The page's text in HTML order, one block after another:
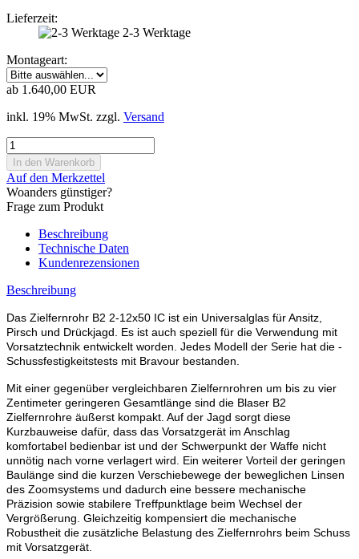
Lieferzeit:
2-3 Werktage
Montageart:
ab 1.640,00 EUR
inkl. 19% MwSt. zzgl. Versand
Auf den Merkzettel
Woanders günstiger?
Frage zum Produkt
Beschreibung
Technische Daten
Kundenrezensionen
Beschreibung
Das Zielfernrohr B2 2-12x50 IC ist ein Universalglas für Ansitz,
Pirsch und Drückjagd. Es ist auch speziell für die Verwendung mit
Vorsatztechnik entwickelt worden. Jedes Modell der Serie hat die ­
Schuss­festigkeitstests mit Bravour bestanden.
Mit einer gegenüber vergleichbaren Zielfernrohren um bis zu vier
Zentimeter geringeren Gesamtlänge sind die Blaser B2
Zielfernrohre äußerst kompakt. Auf der Jagd sorgt diese
Kurzbauweise dafür, dass das Vorsatzgerät im ­Anschlag
komfortabel bedienbar ist und der Schwerpunkt der Waffe nicht
unnötig nach vorne verlagert wird. Ein weiterer Vorteil der geringen
Bau­länge sind die kurzen Verschiebewege der beweglichen Linsen
des Zoom­systems und dadurch eine bessere mechanische
Präzision sowie stabilere ­Treffpunktlage beim Wechsel der
Vergrößerung. Gleichzeitig kompensiert die mechanische
Robustheit die zusätzliche Belastung des Zielfernrohrs beim Schuss
mit Vorsatzgerät.